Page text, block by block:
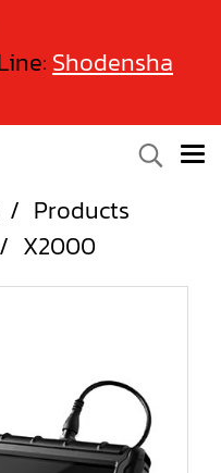
Shodensha
Products
X2000